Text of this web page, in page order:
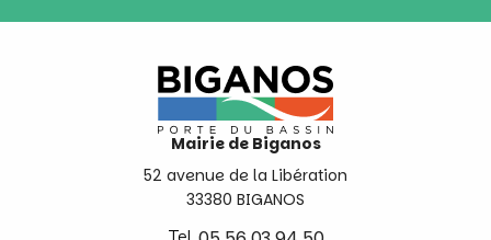
Mairie de Biganos
52 avenue de la Libération
33380 BIGANOS
Tel.